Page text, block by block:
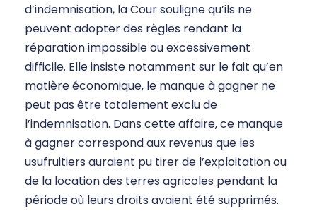
d’indemnisation, la Cour souligne qu’ils ne
peuvent adopter des règles rendant la
réparation impossible ou excessivement
difficile. Elle insiste notamment sur le fait qu’en
matière économique, le manque à gagner ne
peut pas être totalement exclu de
l’indemnisation. Dans cette affaire, ce manque
à gagner correspond aux revenus que les
usufruitiers auraient pu tirer de l’exploitation ou
de la location des terres agricoles pendant la
période où leurs droits avaient été supprimés.